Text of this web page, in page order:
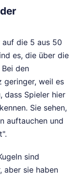
die 5 aus 50
es, die über die
den
geringer, weil es
dass Spieler hier
Sie sehen,
auftauchen und
sind
aber sie haben